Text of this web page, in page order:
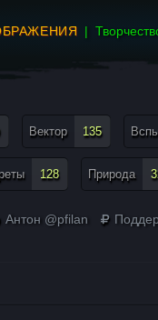
Вектор 135
128 Природа
Антон @pfilan